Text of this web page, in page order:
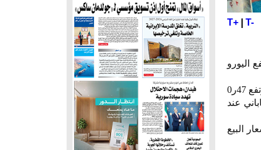
T+| T-
عند مستوى 305ر0 دينار فيما ارتفع اليورو
وقال بنك الكويت المركزي في نشرته اليومية على موقعه الإلكتروني إن سعر صرف الجنيه الإسترليني ارتفع 47ر0
استقر الين الياباني عند
البيع